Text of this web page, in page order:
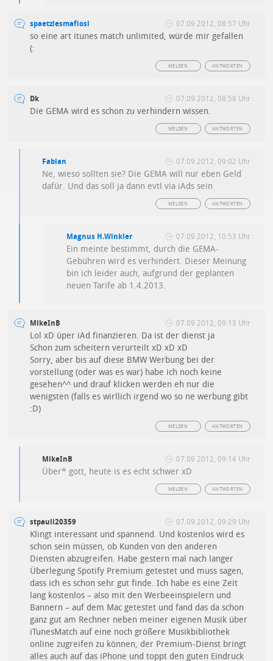
spaetzlesmafiosi 07.09.2012, 08:57 Uhr
so eine art itunes match unlimited, würde mir gefallen
(:
ANTWORTEN
MELDEN
Dk 07.09.2012, 08:58 Uhr
Die GEMA wird es schon zu verhindern wissen.
ANTWORTEN
MELDEN
Fabian 07.09.2012, 09:02 Uhr
Ne, wieso sollten sie? Die GEMA will nur eben Geld
dafür. Und das soll ja dann evtl via iAds sein
ANTWORTEN
MELDEN
Magnus H.Winkler 07.09.2012, 10:53 Uhr
Ein meinte bestimmt, durch die GEMA-
Gebühren wird es verhindert. Dieser Meinung
bin ich leider auch, aufgrund der geplanten
neuen Tarife ab 1.4.2013.
MikeInB 07.09.2012, 09:13 Uhr
Lol xD üper iAd finanzieren. Da ist der dienst ja
Schon zum scheitern verurteilt xD xD xD
Sorry, aber bis auf diese BMW Werbung bei der
vorstellung (oder was es war) habe ich noch keine
gesehen^^ und drauf klicken werden eh nur die
wenigsten (falls es wirllich irgend wo so ne werbung gibt
:D)
ANTWORTEN
MELDEN
MikeInB 07.09.2012, 09:14 Uhr
Über* gott, heute is es echt schwer xD
ANTWORTEN
MELDEN
stpauli20359 07.09.2012, 09:29 Uhr
Klingt interessant und spannend. Und kostenlos wird es
schon sein müssen, ob Kunden von den anderen
Diensten abzugreifen. Habe gestern mal nach langer
Überlegung Spotify Premium getestet und muss sagen,
dass ich es schon sehr gut finde. Ich habe es eine Zeit
lang kostenlos – also mit den Werbeeinspielern und
Bannern – auf dem Mac getestet und fand das da schon
ganz gut am Rechner neben meiner eigenen Musik über
iTunesMatch auf eine noch größere Musikbibliothek
online zugreifen zu können, der Premium-Dienst bringt
alles auch auf das iPhone und toppt den guten Eindruck